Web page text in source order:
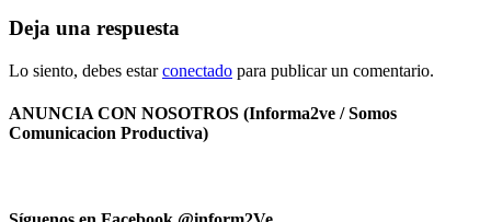
Deja una respuesta
Lo siento, debes estarconectado para publicar un comentario.
ANUNCIA CON NOSOTROS (Informa2ve / Somos
Comunicacion Productiva)